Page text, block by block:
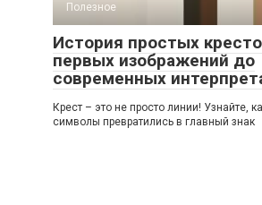
Полезное
История простых
первых изображений до
современных
Крест – это не просто линии! Узнайте,
символы превратились в главный знак